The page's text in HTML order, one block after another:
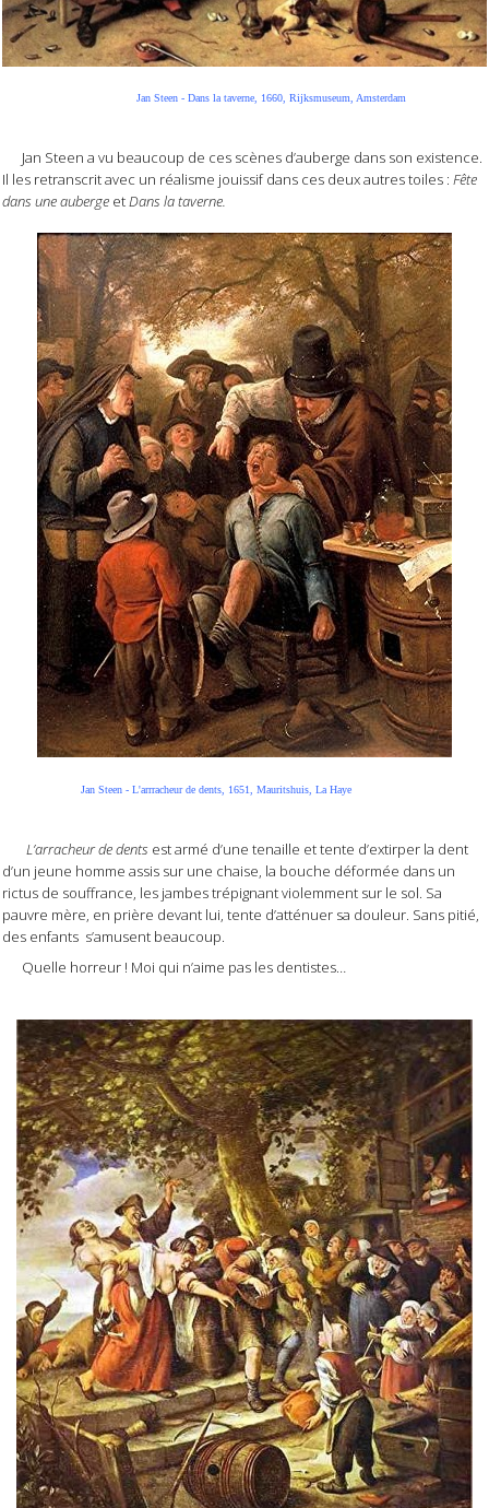
Jan Steen - Dans la taverne, 1660, Rijksmuseum, Amsterdam
Jan Steen a vu beaucoup de ces scènes d’auberge dans son existence.
Il les retranscrit avec un réalisme jouissif dans ces deux autres toiles : Fête
dans une auberge etDans la taverne.
Jan Steen - L'arrracheur de dents, 1651, Mauritshuis, La Haye
L’arracheur de dents est armé d’une tenaille et tente d’extirper la dent
d’un jeune homme assis sur une chaise, la bouche déformée dans un
rictus de souffrance, les jambes trépignant violemment sur le sol. Sa
pauvre mère, en prière devant lui, tente d’atténuer sa douleur. Sans pitié,
des enfants s’amusent beaucoup.
Quelle horreur ! Moi qui n’aime pas les dentistes…